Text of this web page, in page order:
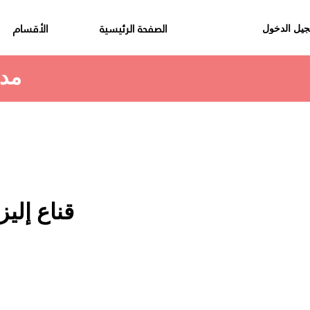
الصفحة الرئيسية الأقسام الدخول
قناع